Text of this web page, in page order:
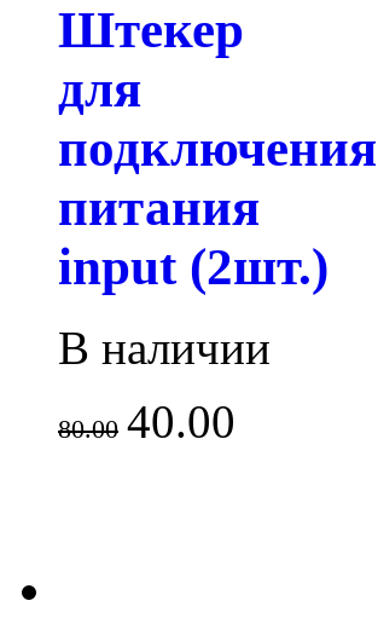
Штекер
для
подключения
питания
input (2шт.)
В наличии
80.00 40.00